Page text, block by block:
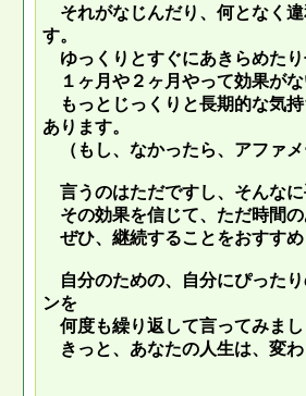
それがなじんだり、何となく
す。
ゆっくりとすぐにあきらめた
１ヶ月や２ヶ月やって効果が
もっとじっくりと長期的な気
あります。
（もし、なかったら、アファ
言うのはただですし、そんな
その効果を信じて、ただ時間
ぜひ、継続することをおすす
自分のための、自分にぴった
ンを
何度も繰り返して言ってみま
きっと、あなたの人生は、変